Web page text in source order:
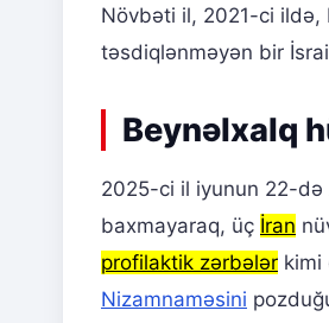
Növbəti il, 2021-ci ildə,
təsdiqlənməyən bir
Beynəlxalq
2025-ci il iyunun 22-də
baxmayaraq, üç İran
profilaktik zərbələr kimi
Nizamnaməsini